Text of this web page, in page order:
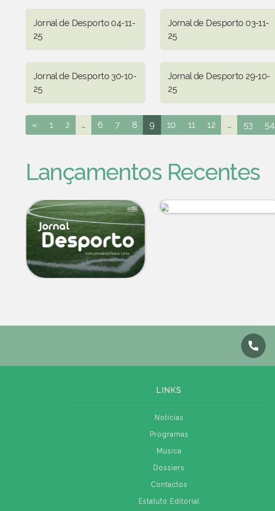
Jornal de Desporto 04-11-
25
Jornal de Desporto 03-11-
25
Jornal de Desporto 30-10-
25
Jornal de Desporto 29-10-
25
« 1 2 ... 6 7 8 9 10 11 12 ... 53 54
Lançamentos Recentes
LINKS
Notícias
Programas
Música
Dossiers
Contactos
Estatuto Editorial